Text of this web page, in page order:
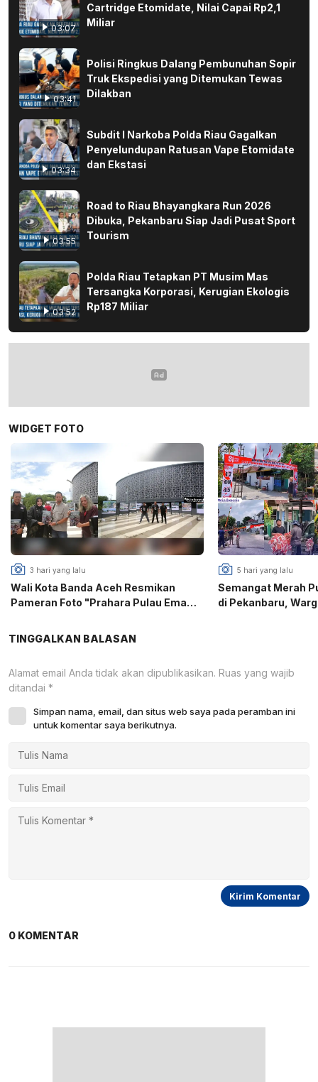
03:07
Cartridge Etomidate, Nilai Capai Rp2,1
Miliar
03:41
Polisi Ringkus Dalang Pembunuhan Sopir
Truk Ekspedisi yang Ditemukan Tewas
Dilakban
03:34
Subdit I Narkoba Polda Riau Gagalkan
Penyelundupan Ratusan Vape Etomidate
dan Ekstasi
03:55
Road to Riau Bhayangkara Run 2026
Dibuka, Pekanbaru Siap Jadi Pusat Sport
Tourism
03:52
Polda Riau Tetapkan PT Musim Mas
Tersangka Korporasi, Kerugian Ekologis
Rp187 Miliar
WIDGET FOTO
3 hari yang lalu
Wali Kota Banda Aceh Resmikan
Pameran Foto "Prahara Pulau Emas",
Bencana
5 hari yang lalu
Semangat Merah
di Pekanbaru,
TINGGALKAN BALASAN
Alamat email Anda tidak akan dipublikasikan. Ruas yang wajib
ditandai *
Simpan nama, email, dan situs web saya pada peramban ini
untuk komentar saya berikutnya.
0 KOMENTAR